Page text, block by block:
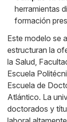
herramientas
formación
Este modelo se
estructuran la
la Salud,
Escuela
Escuela de
Atlántico. La
doctorados y